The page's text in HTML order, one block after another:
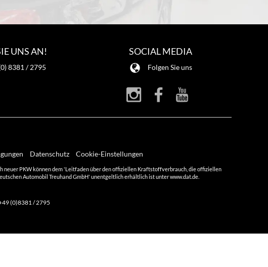
UNS AN!
8381 / 2795
SOCIAL MEDIA
Folgen Sie uns
Datenschutz Cookie-Einstellungen
neuer PKW können dem 'Leitfaden über den offiziellen Kraftstoffverbrauch, die offiziellen
Automobil Treuhand GmbH' unentgeltlich erhältlich ist unter www.dat.de.
(0)8381 / 2795